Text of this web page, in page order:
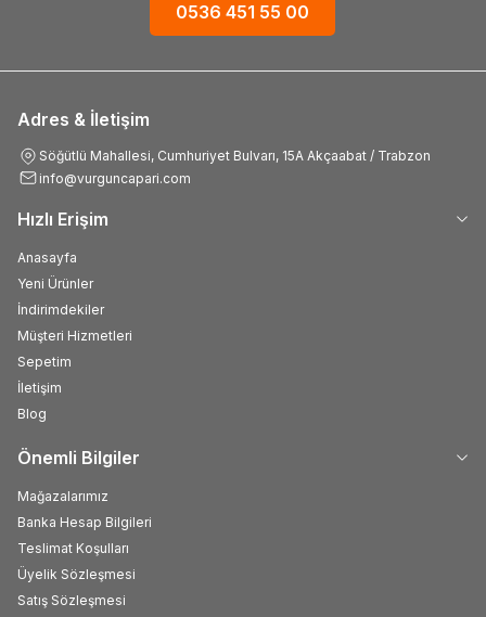
0536 451 55 00
Adres & İletişim
Söğütlü Mahallesi, Cumhuriyet Bulvarı, 15A Akçaabat / Trabzon
info@vurguncapari.com
Hızlı Erişim
Anasayfa
Yeni Ürünler
İndirimdekiler
Müşteri Hizmetleri
Sepetim
İletişim
Blog
Önemli Bilgiler
Mağazalarımız
Banka Hesap Bilgileri
Teslimat Koşulları
Üyelik Sözleşmesi
Satış Sözleşmesi